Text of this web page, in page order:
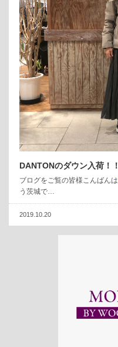
DANTONのダウン入荷！！
ブログをご覧の皆様こんばんは
う茨城で…
2019.10.20